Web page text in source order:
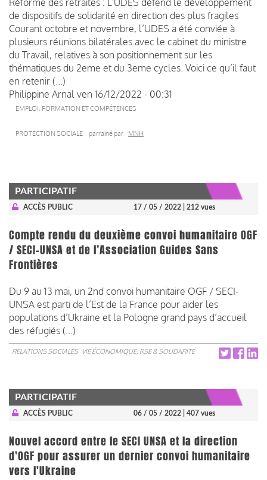
de dispositifs de solidarité en direction des plus fragiles
Courant octobre et novembre, l’UDES a été conviée à
plusieurs réunions bilatérales avec le cabinet du ministre
du Travail, relatives à son positionnement sur les
thématiques du 2eme et du 3eme cycles. Voici ce qu’il faut
en retenir (...)
Philippine Arnal ven 16/12/2022 - 00:31
EMPLOI, FORMATION ET COMPÉTENCES
PROTECTION SOCIALE parrainé par MNH
PARTICIPATIF
ACCÈS PUBLIC 17 / 05 / 2022 | 212 vues
Compte rendu du deuxième convoi humanitaire OGF
/ SECI-UNSA et de l’Association Guides Sans
Frontières
Du 9 au 13 mai, un 2nd convoi humanitaire OGF / SECI-
UNSA est parti de l’Est de la France pour aider les
populations d’Ukraine et la Pologne grand pays d’accueil
des réfugiés (...)
RELATIONS SOCIALES VIE ÉCONOMIQUE, RSE & SOLIDARITÉ
PARTICIPATIF
ACCÈS PUBLIC 06 / 05 / 2022 | 407 vues
Nouvel accord entre le SECI UNSA et la direction
d'OGF pour assurer un dernier convoi humanitaire
vers l'Ukraine